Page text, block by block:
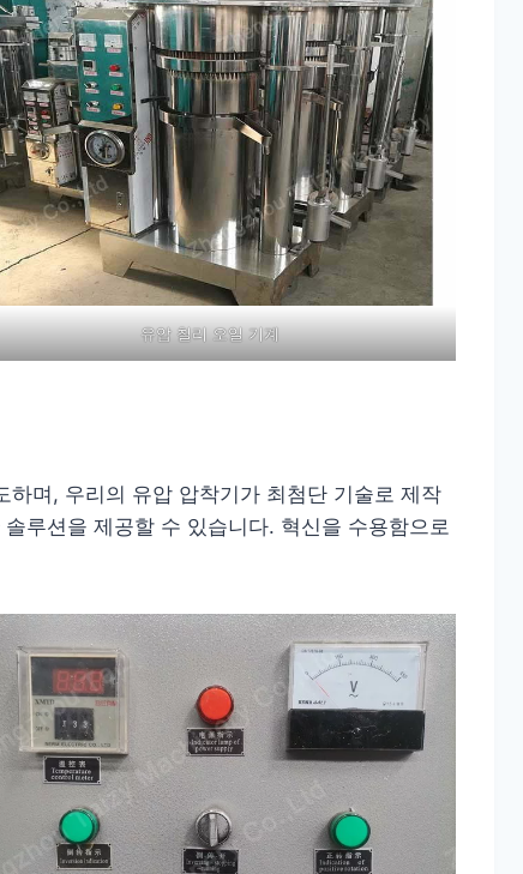
유압 칠리 오일 기계
며, 우리의 유압 압착기가 최첨단 기술로 제작
루션을 제공할 수 있습니다. 혁신을 수용함으로